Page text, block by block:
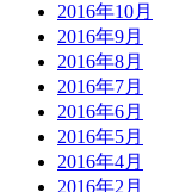
2016年10月
2016年9月
2016年8月
2016年7月
2016年6月
2016年5月
2016年4月
2016年2月